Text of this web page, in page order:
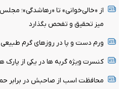
از «خالی‌خوانی» تا «رهاشدگی»؛
میز تحقیق و تفحص بگذارد
ورم دست و پا در روزهای گرم طبیعی
کنسرت ویژه گربه ها در یکی از پارک
محافظت اسب از صاحبش در برابر